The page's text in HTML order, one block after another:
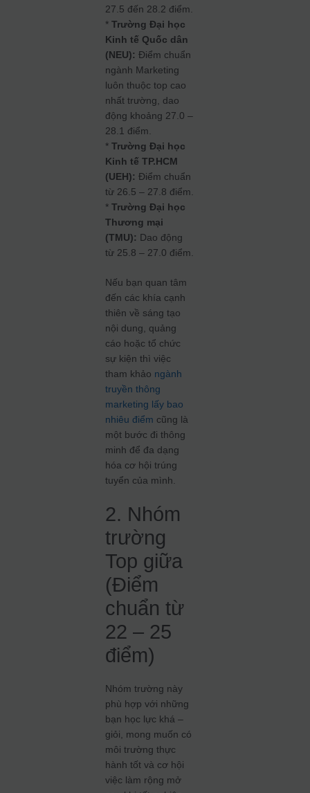
27.5 đến 28.2 điểm.
*Trường Đại học
Kinh tế Quốc dân
(NEU): Điểm chuẩn
ngành Marketing
luôn thuộc top cao
nhất trường, dao
động khoảng 27.0 –
28.1 điểm.
*Trường Đại học
Kinh tế TP.HCM
(UEH): Điểm chuẩn
từ 26.5 – 27.8 điểm.
*Trường Đại học
Thương mại
(TMU): Dao động
từ 25.8 – 27.0 điểm.
Nếu bạn quan tâm
đến các khía cạnh
thiên về sáng tạo
nội dung, quảng
cáo hoặc tổ chức
sự kiện thì việc
tham khảo ngành
truyền thông
marketing lấy bao
nhiêu điểm cũng là
một bước đi thông
minh để đa dạng
hóa cơ hội trúng
tuyển của mình.
2. Nhóm
trường
Top giữa
(Điểm
chuẩn từ
22 – 25
điểm)
Nhóm trường này
phù hợp với những
bạn học lực khá –
giỏi, mong muốn có
môi trường thực
hành tốt và cơ hội
việc làm rộng mở